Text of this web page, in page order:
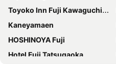
Toyoko Inn Fuji Kawaguchiko Ohashi
Kaneyamaen
HOSHINOYA Fuji
Hotel Fuji Tatsugaoka